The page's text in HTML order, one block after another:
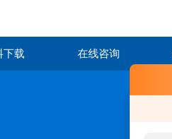
下载 在线咨询